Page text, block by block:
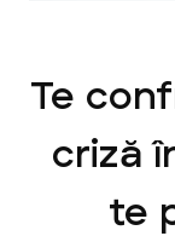
Te
criză
te